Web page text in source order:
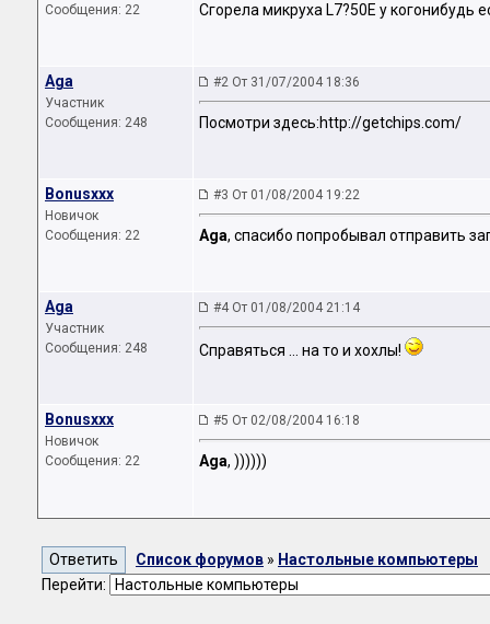
Сообщения: 22
Сгорела микруха L7?50E у когонибудь
Aga
Участник
Сообщения: 248
#2 От 31/07/2004 18:36
Посмотри здесь:http://getchips.com/
Bonusxxx
Новичок
Сообщения: 22
#3 От 01/08/2004 19:22
Aga, спасибо попробывал отправить
Aga
Участник
Сообщения: 248
#4 От 01/08/2004 21:14
Справяться ... на то и хохлы!
Bonusxxx
Новичок
Сообщения: 22
#5 От 02/08/2004 16:18
Aga, ))))))
Список форумов » Настольные компьютеры
Перейти: